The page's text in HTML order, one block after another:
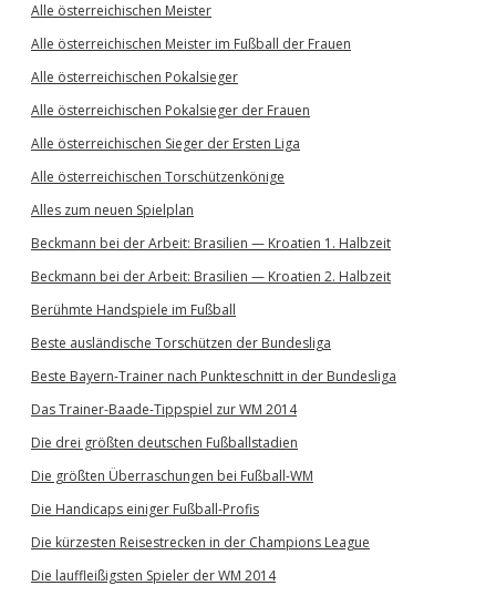
Alle österreichischen Meister
Alle österreichischen Meister im Fußball der Frauen
Alle österreichischen Pokalsieger
Alle österreichischen Pokalsieger der Frauen
Alle österreichischen Sieger der Ersten Liga
Alle österreichischen Torschützenkönige
Alles zum neuen Spielplan
Beckmann bei der Arbeit: Brasilien — Kroatien 1. Halbzeit
Beckmann bei der Arbeit: Brasilien — Kroatien 2. Halbzeit
Berühmte Handspiele im Fußball
Beste ausländische Torschützen der Bundesliga
Beste Bayern-Trainer nach Punkteschnitt in der Bundesliga
Das Trainer-Baade-Tippspiel zur WM 2014
Die drei größten deutschen Fußballstadien
Die größten Überraschungen bei Fußball-WM
Die Handicaps einiger Fußball-Profis
Die kürzesten Reisestrecken in der Champions League
Die lauffleißigsten Spieler der WM 2014